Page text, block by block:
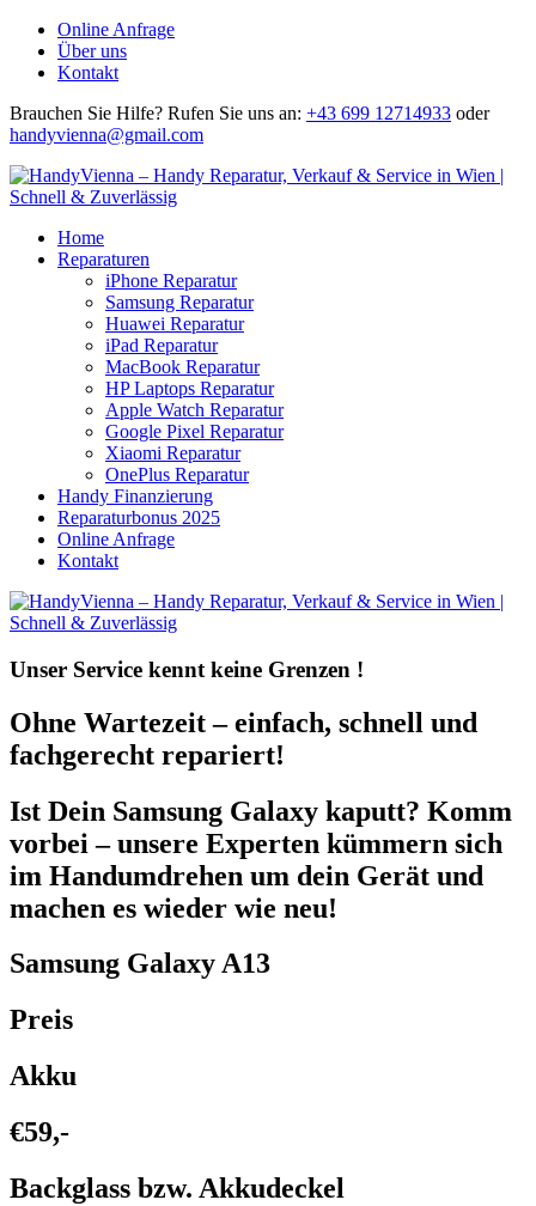
Online Anfrage
Über uns
Kontakt
Brauchen Sie Hilfe? Rufen Sie uns an: +43 699 12714933 oder
handyvienna@gmail.com
Home
Reparaturen
iPhone Reparatur
Samsung Reparatur
Huawei Reparatur
iPad Reparatur
MacBook Reparatur
HP Laptops Reparatur
Apple Watch Reparatur
Google Pixel Reparatur
Xiaomi Reparatur
OnePlus Reparatur
Handy Finanzierung
Reparaturbonus 2025
Online Anfrage
Kontakt
Unser Service kennt keine Grenzen !
Ohne Wartezeit – einfach, schnell und
fachgerecht repariert!
Ist Dein Samsung Galaxy kaputt? Komm
vorbei – unsere Experten kümmern sich
im Handumdrehen um dein Gerät und
machen es wieder wie neu!
Samsung Galaxy A13
Preis
Akku
€59,-
Backglass bzw. Akkudeckel